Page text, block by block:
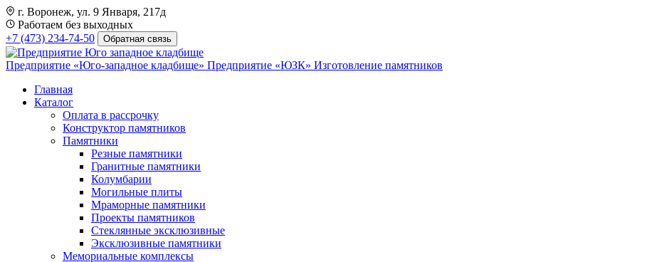
г. Воронеж, ул. 9 Января, 217д
Работаем без выходных
+7 (473) 234-74-50
Обратная связь
Предприятие «Юго-западное кладбище» Предприятие «ЮЗК» Изготовление памятников
Главная
Каталог
Оплата в рассрочку
Конструктор памятников
Памятники
Резные памятники
Гранитные памятники
Колумбарии
Могильные плиты
Мраморные памятники
Проекты памятников
Стеклянные эксклюзивные
Эксклюзивные памятники
Мемориальные комплексы